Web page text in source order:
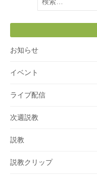
索:
お知らせ
イベント
ライブ配信
次週説教
説教
説教クリップ